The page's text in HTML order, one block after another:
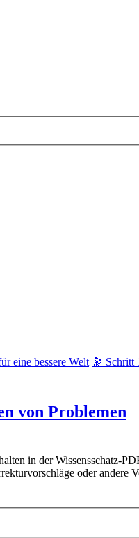
eine bessere Welt 🔭 Schritt
von Problemen
in der Wissensschatz-
oder andere